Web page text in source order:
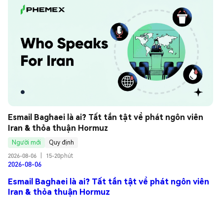
Esmail Baghaei là ai? Tất tần tật về phát ngôn viên
Iran & thỏa thuận Hormuz
Người mới
Quy định
2026-08-06
15-20phút
2026-08-06
Esmail Baghaei là ai? Tất tần tật về phát ngôn viên
Iran & thỏa thuận Hormuz